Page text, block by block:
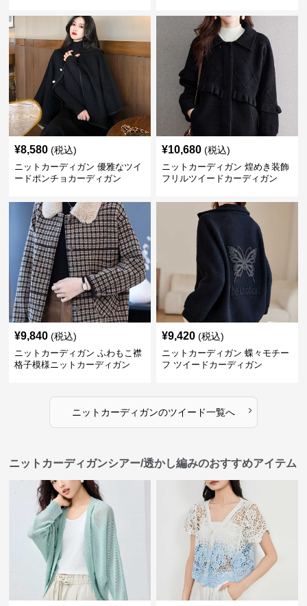
¥8,580 (税込)
ニットカーディガン 優雅なツイ
ードポンチョカーディガン
¥10,680 (税込)
ニットカーディガン 煌めき装飾
フリルツイードカーディガン
¥9,840 (税込)
ニットカーディガン ふわもこ襟
格子模様ニットカーディガン
¥9,420 (税込)
ニットカーディガン 蝶々モチー
フ ツイードカーディガン
ニットカーディガンのツイード一覧へ ›
ニットカーディガンシアー/透かし編みのおすすめアイテム